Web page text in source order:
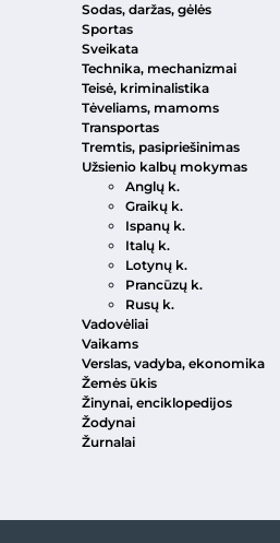
Sodas, daržas, gėlės
Sportas
Sveikata
Technika, mechanizmai
Teisė, kriminalistika
Tėveliams, mamoms
Transportas
Tremtis, pasipriešinimas
Užsienio kalbų mokymas
Anglų k.
Graikų k.
Ispanų k.
Italų k.
Lotynų k.
Prancūzų k.
Rusų k.
Vadovėliai
Vaikams
Verslas, vadyba, ekonomika
Žemės ūkis
Žinynai, enciklopedijos
Žodynai
Žurnalai